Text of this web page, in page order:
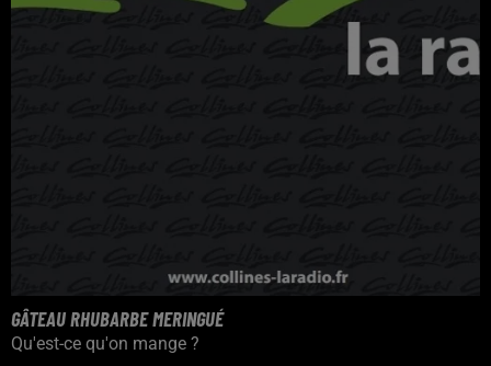
GÂTEAU RHUBARBE MERINGUÉ
Qu'est-ce qu'on mange ?